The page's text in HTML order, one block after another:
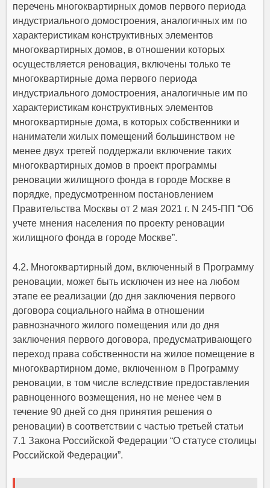
перечень многоквартирных домов первого периода
индустриального домостроения, аналогичных им по
характеристикам конструктивных элементов
многоквартирных домов, в отношении которых
осуществляется реновация, включены только те
многоквартирные дома первого периода
индустриального домостроения, аналогичные им по
характеристикам конструктивных элементов
многоквартирные дома, в которых собственники и
наниматели жилых помещений большинством не
менее двух третей поддержали включение таких
многоквартирных домов в проект программы
реновации жилищного фонда в городе Москве в
порядке, предусмотренном постановлением
Правительства Москвы от 2 мая 2021 г. N 245-ПП “Об
учете мнения населения по проекту реновации
жилищного фонда в городе Москве”.
4.2. Многоквартирный дом, включенный в Программу
реновации, может быть исключен из нее на любом
этапе ее реализации (до дня заключения первого
договора социального найма в отношении
равнозначного жилого помещения или до дня
заключения первого договора, предусматривающего
переход права собственности на жилое помещение в
многоквартирном доме, включенном в Программу
реновации, в том числе вследствие предоставления
равноценного возмещения, но не менее чем в
течение 90 дней со дня принятия решения о
реновации) в соответствии с частью третьей статьи
7.1 Закона Российской Федерации “О статусе столицы
Российской Федерации”.